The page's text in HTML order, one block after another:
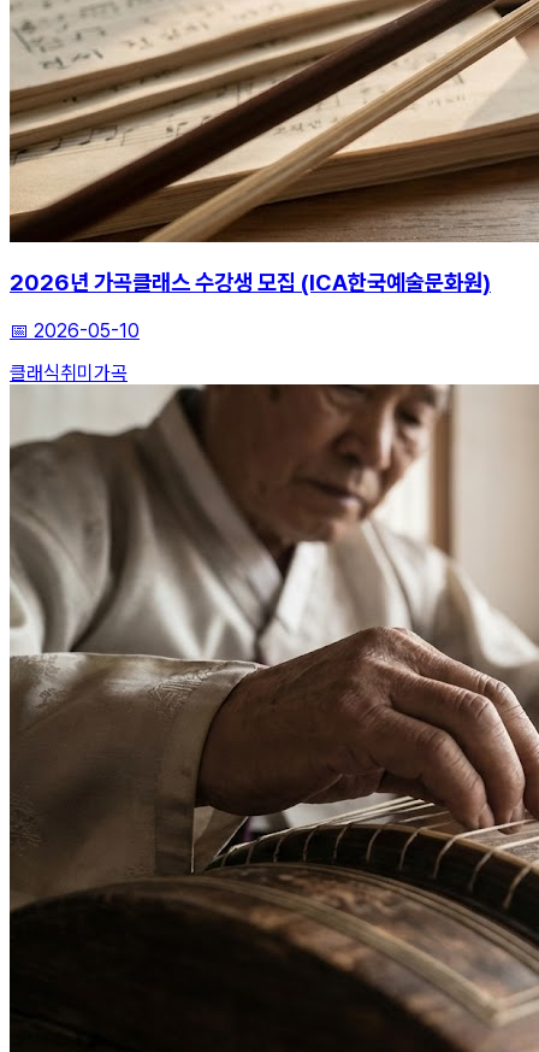
2026년 가곡클래스 수강생 모집 (ICA한국예술문화원)
📅 2026-05-10
클래식취미 가곡